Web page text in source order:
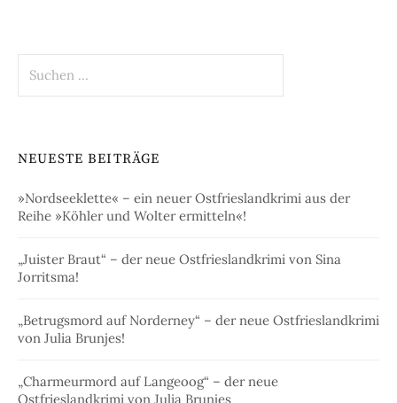
nach:
NEUESTE BEITRÄGE
»Nordseeklette« – ein neuer Ostfrieslandkrimi aus der
Reihe »Köhler und Wolter ermitteln«!
„Juister Braut“ – der neue Ostfrieslandkrimi von Sina
Jorritsma!
„Betrugsmord auf Norderney“ – der neue Ostfrieslandkrimi
von Julia Brunjes!
„Charmeurmord auf Langeoog“ – der neue
Ostfrieslandkrimi von Julia Brunjes